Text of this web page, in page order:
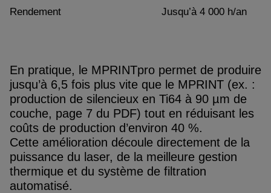
Rendement Jusqu’à 4 000 h/an
En pratique, le MPRINTpro permet de produire
jusqu’à 6,5 fois plus vite que le MPRINT (ex. :
production de silencieux en Ti64 à 90 µm de
couche, page 7 du PDF) tout en réduisant les
coûts de production d’environ 40 %.
Cette amélioration découle directement de la
puissance du laser, de la meilleure gestion
thermique et du système de filtration
automatisé.